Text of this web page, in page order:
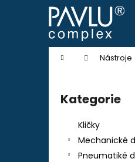
Domů Nástroje
Přeskočit
kategorie
Kategorie
Kličky
Mechanické
Pneumatiké
Zpět
Zpět